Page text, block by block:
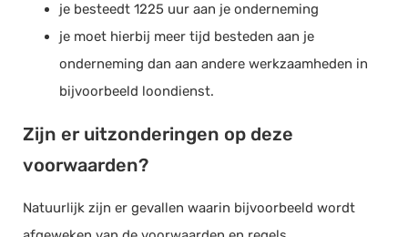
je besteedt 1225 uur aan je onderneming
je moet hierbij meer tijd besteden aan je
onderneming dan aan andere werkzaamheden in
bijvoorbeeld loondienst.
Zijn er uitzonderingen op deze
voorwaarden?
Natuurlijk zijn er gevallen waarin bijvoorbeeld wordt